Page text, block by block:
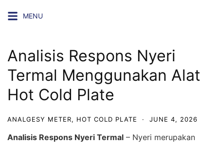
MENU
Analisis Respons Nyeri
Termal Menggunakan Alat
Hot Cold Plate
ANALGESY METER, HOT COLD PLATE · JUNE 4, 2026
Analisis Respons Nyeri Termal – Nyeri merupakan